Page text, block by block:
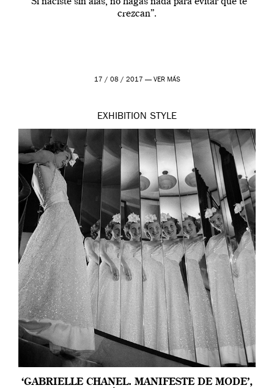
crezcan”.
17 / 08 / 2017 — VER MÁS
EXHIBITION STYLE
‘GABRIELLE CHANEL. MANIFESTE DE MODE’,